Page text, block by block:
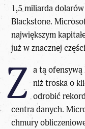
1,5 miliarda
Blackstone.
największym
już w znacznej
Z a tą ofensywą
niż troska o
odrobić
centra danych.
chmury